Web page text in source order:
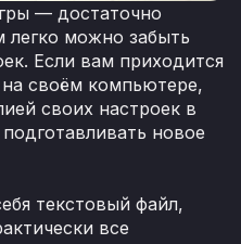
— достаточно
легко можно забыть
Если вам приходится
на своём компьютере,
своих настроек в
новое
текстовый файл,
все